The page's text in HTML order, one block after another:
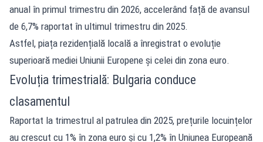
anual în primul trimestru din 2026, accelerând față de avansul
de 6,7% raportat în ultimul trimestru din 2025.
Astfel, piața rezidențială locală a înregistrat o evoluție
superioară mediei Uniunii Europene și celei din zona euro.
Evoluția trimestrială: Bulgaria conduce
clasamentul
Raportat la trimestrul al patrulea din 2025, prețurile locuințelor
au crescut cu 1% în zona euro și cu 1,2% în Uniunea Europeană